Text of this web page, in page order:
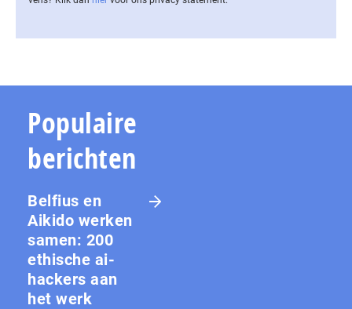
Populaire
berichten
Belfius en
Aikido werken
samen: 200
ethische ai-
hackers aan
het werk